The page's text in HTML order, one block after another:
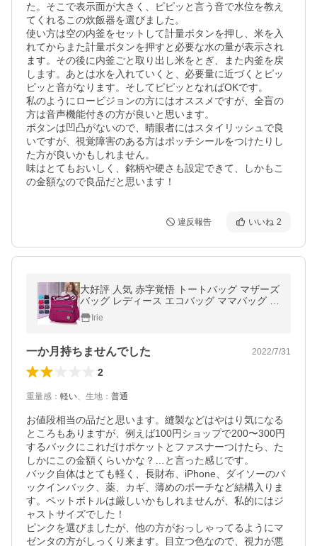
た。そこで表示面が大きく、ピピッと言う音で水位を教え
てくれるこの炊飯器を選びました。
使い方は空の内釜をセットして計量ボタンを押し、米を入
れてからまた計量ボタンを押すと必要な水の量が表示され
ます。その後に内釜ごと取り出し米をとぎ、また内釜を戻
します。あとは水を入れていくと、必要量に近づくとピッ
ピッと音がなります。そしてピピッとなればOKです。
私のようにロービジョンの方にはオススメですが、全盲の
方は音声機能付きの方が良いと思います。
ボタンは凹凸がないので、晴眼者にはスタイリッシュで良
いですが、視覚障害のある方はポッチシールをつけたりし
た方が良いかもしれません。
味はとてもおいしく、銘柄や硬さも設定できて、しかもこ
の金額なので良品だと思います！
違反報告 いいね 2
大好評 人気 赤字覚悟 トートバッグ マザーズ
バッグ レディース エコバッグ ママバッグ シ
ョルダーバッグ 斜め掛け 大容量 2way おし
ゃれ 多収納 ポイント利用
Irie
一か月持ちませんでした 2022/7/31
2
重量感 ： 軽い、 生地 ： 普通
お値段相当の品だと思います。縫製などはやはり気になる
ところもありますが、例えば100円ショップで200〜300円
するバックにこれだけポケットとファスナーつけたら、た
しかにこの金額くらいかな？…と言った感じです。
バック自体はとても軽く、長財布、iPhone、ダイソーのバ
ックインバック、薬、カギ、薄めのポーチなど結構入りま
す。ペットボトルは厳しいかもしれませんが、私的にはジ
ャストサイズでした！
ピンクを選びましたが、他の方がおっしゃってるようにマ
ゼンタの方がしっくり来ます。目立つ色なので、視力が悪